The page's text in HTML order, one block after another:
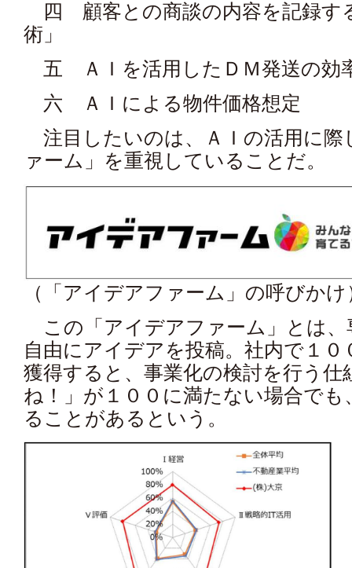
四 顧客との商談の内容を記録す
術」
五 ＡＩを活用したＤＭ発送の効
六 ＡＩによる物件価格想定
注目したいのは、ＡＩの活用に際
ァーム」を重視していることだ。
（「アイデアファーム」の呼びかけ
この「アイデアファーム」とは、
自由にアイデアを投稿。社内で１
獲得すると、事業化の検討を行う仕
ね！」が１００に満たない場合でも
ることがあるという。